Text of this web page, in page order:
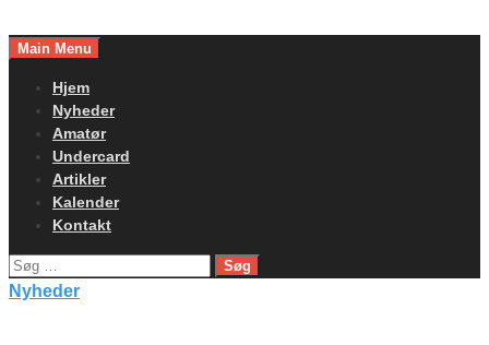
toMain Menu
Hjem
Nyheder
Amatør
Undercard
Artikler
Kalender
Kontakt
Søg
efter:
Nyheder